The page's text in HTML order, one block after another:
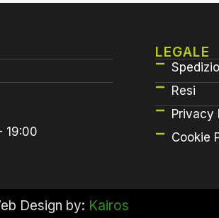
19:00
LEGALE
Resi
Privacy
Cookie
Design by: Kairos